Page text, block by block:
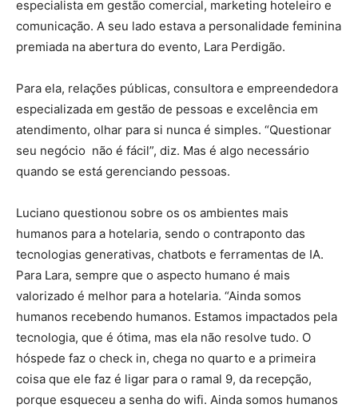
especialista em gestão comercial, marketing hoteleiro e
comunicação. A seu lado estava a personalidade feminina
premiada na abertura do evento, Lara Perdigão.
Para ela, relações públicas, consultora e empreendedora
especializada em gestão de pessoas e excelência em
atendimento, olhar para si nunca é simples. “Questionar
seu negócio não é fácil”, diz. Mas é algo necessário
quando se está gerenciando pessoas.
Luciano questionou sobre os os ambientes mais
humanos para a hotelaria, sendo o contraponto das
tecnologias generativas, chatbots e ferramentas de IA.
Para Lara, sempre que o aspecto humano é mais
valorizado é melhor para a hotelaria. “Ainda somos
humanos recebendo humanos. Estamos impactados pela
tecnologia, que é ótima, mas ela não resolve tudo. O
hóspede faz o check in, chega no quarto e a primeira
coisa que ele faz é ligar para o ramal 9, da recepção,
porque esqueceu a senha do wifi. Ainda somos humanos